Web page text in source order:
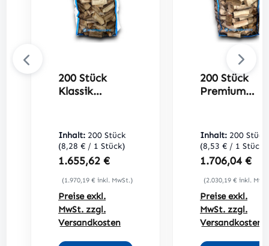
200 Stück
Klassik
m FAIE 76137
Inhalt: 200 Stück
(8,28 € / 1 Stück)
Regulärer Preis:
1.655,62 €
(1.970,19 € inkl. MwSt.)
Preise exkl.
MwSt. zzgl.
Versandkosten
200 Stück
Premium
m
Inhalt: 200 Stück
(8,53 € / 1 Stück)
Regulärer
1.706,04 €
(2.030,19 € inkl.
Preise exkl.
MwSt. zzgl.
Versandkosten